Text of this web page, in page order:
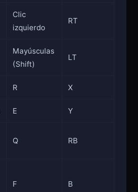
Clic
izquierdo
RT
Mayúsculas
(Shift)
LT
R X
E Y
Q RB
F B